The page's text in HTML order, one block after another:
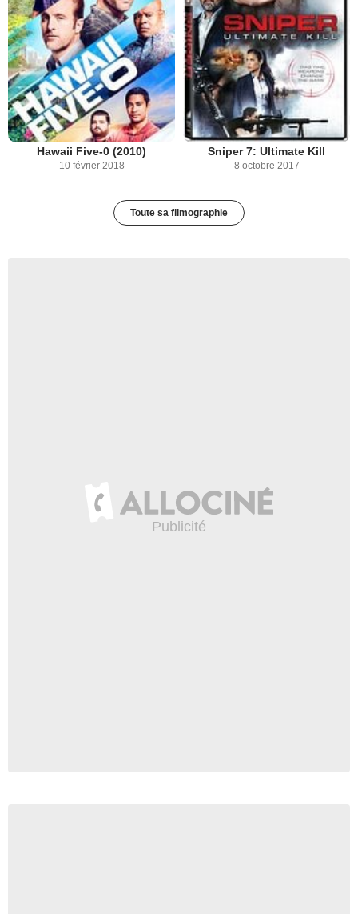
Hawaii Five-0 (2010)
10 février 2018
Sniper 7: Ultimate Kill
8 octobre 2017
Toute sa filmographie